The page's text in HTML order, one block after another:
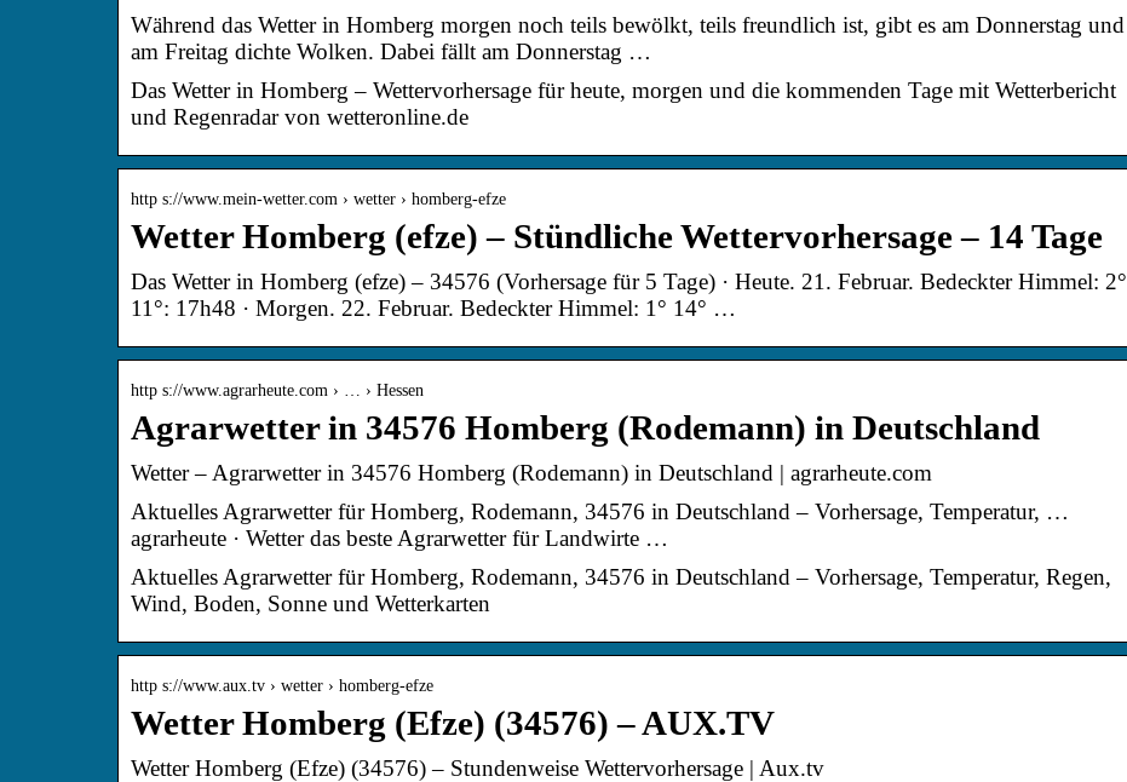
Während das Wetter in Homberg morgen noch teils bewölkt, teils freundlich ist, gibt es am Donnerstag und
am Freitag dichte Wolken. Dabei fällt am Donnerstag …
Das Wetter in Homberg – Wettervorhersage für heute, morgen und die kommenden Tage mit Wetterbericht
und Regenradar von wetteronline.de
http s://www.mein-wetter.com › wetter › homberg-efze
Wetter Homberg (efze) – Stündliche Wettervorhersage – 14 Tage
Das Wetter in Homberg (efze) – 34576 (Vorhersage für 5 Tage) · Heute. 21. Februar. Bedeckter Himmel: 2°
11°: 17h48 · Morgen. 22. Februar. Bedeckter Himmel: 1° 14° …
http s://www.agrarheute.com › … › Hessen
Agrarwetter in 34576 Homberg (Rodemann) in Deutschland
Wetter – Agrarwetter in 34576 Homberg (Rodemann) in Deutschland | agrarheute.com
Aktuelles Agrarwetter für Homberg, Rodemann, 34576 in Deutschland – Vorhersage, Temperatur, …
agrarheute · Wetter das beste Agrarwetter für Landwirte …
Aktuelles Agrarwetter für Homberg, Rodemann, 34576 in Deutschland – Vorhersage, Temperatur, Regen,
Wind, Boden, Sonne und Wetterkarten
http s://www.aux.tv › wetter › homberg-efze
Wetter Homberg (Efze) (34576) – AUX.TV
Wetter Homberg (Efze) (34576) – Stundenweise Wettervorhersage | Aux.tv